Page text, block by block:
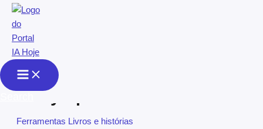
Skip to content
Story Spark
Ferramentas Livros e histórias